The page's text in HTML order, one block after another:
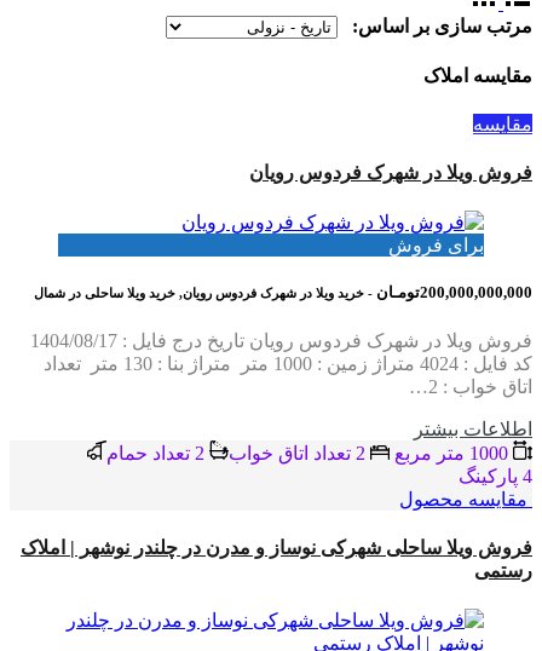
مرتب سازی بر اساس:
مقایسه املاک
مقایسه
فروش ویلا در شهرک فردوس رویان
برای فروش
200,000,000,000تومـان - خرید ویلا در شهرک فردوس رویان, خرید ویلا ساحلی در شمال
فروش ویلا در شهرک فردوس رویان تاریخ درج فایل : 1404/08/17
کد فایل : 4024 متراژ زمین : 1000 متر متراژ بنا : 130 متر تعداد
اتاق خواب : 2…
اطلاعات بيشتر
4 پاركينگ
مقایسه محصول
فروش ویلا ساحلی شهرکی نوساز و مدرن در چلندر نوشهر | املاک
رستمی